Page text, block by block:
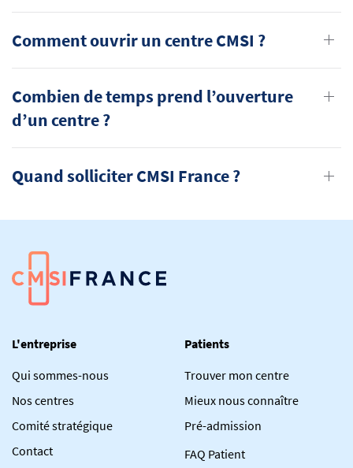
Comment ouvrir un centre CMSI ?
Combien de temps prend l’ouverture
d’un centre ?
Quand solliciter CMSI France ?
L'entreprise
Qui sommes-nous
Nos centres
Comité stratégique
Contact
Patients
Trouver mon centre
Mieux nous connaître
Pré-admission
FAQ Patient